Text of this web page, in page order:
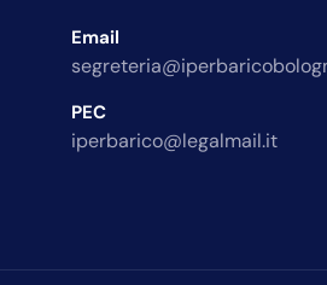
Email
PEC
iperbarico@legalmail.it